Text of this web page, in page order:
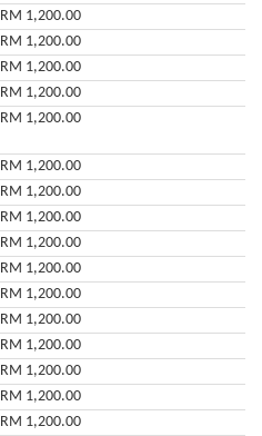
RM 1,200.00
RM 1,200.00
RM 1,200.00
RM 1,200.00
RM 1,200.00
RM 1,200.00
RM 1,200.00
RM 1,200.00
RM 1,200.00
RM 1,200.00
RM 1,200.00
RM 1,200.00
RM 1,200.00
RM 1,200.00
RM 1,200.00
RM 1,200.00